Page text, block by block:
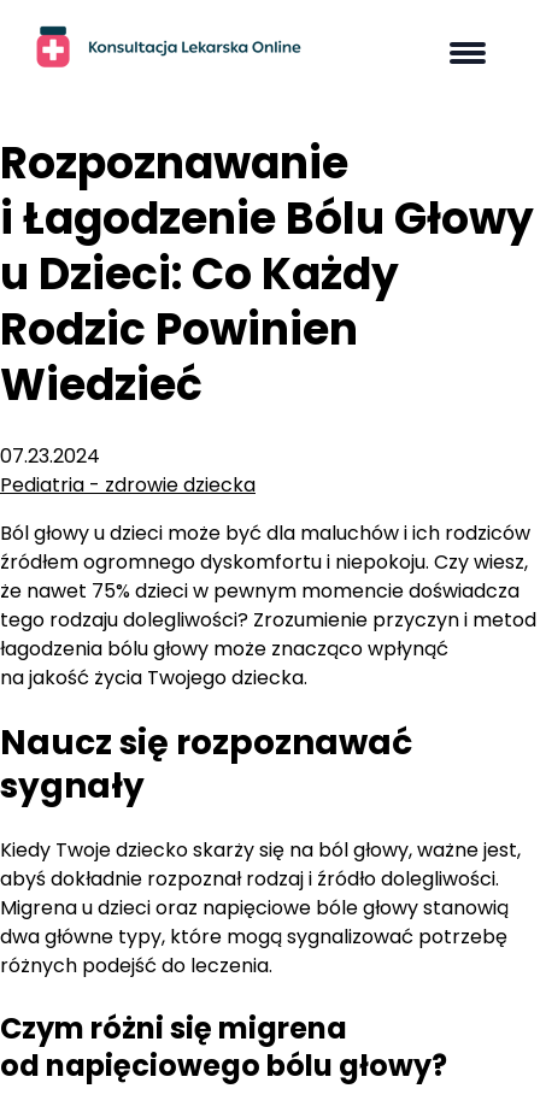
content
Rozpoznawanie
i Łagodzenie Bólu Głowy
u Dzieci: Co Każdy
Rodzic Powinien
Wiedzieć
07.23.2024
Pediatria - zdrowie dziecka
Ból głowy u dzieci może być dla maluchów i ich rodziców
źródłem ogromnego dyskomfortu i niepokoju. Czy wiesz,
że nawet 75% dzieci w pewnym momencie doświadcza
tego rodzaju dolegliwości? Zrozumienie przyczyn i metod
łagodzenia bólu głowy może znacząco wpłynąć
na jakość życia Twojego dziecka.
Naucz się rozpoznawać
sygnały
Kiedy Twoje dziecko skarży się na ból głowy, ważne jest,
abyś dokładnie rozpoznał rodzaj i źródło dolegliwości.
Migrena u dzieci oraz napięciowe bóle głowy stanowią
dwa główne typy, które mogą sygnalizować potrzebę
różnych podejść do leczenia.
Czym różni się migrena
od napięciowego bólu głowy?